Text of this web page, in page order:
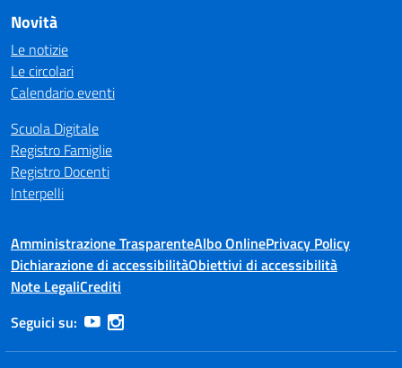
Novità
Le notizie
Le circolari
Calendario eventi
Scuola Digitale
Registro Famiglie
Registro Docenti
Interpelli
Amministrazione TrasparenteAlbo OnlinePrivacy Policy
Dichiarazione di accessibilitàObiettivi di accessibilità
Note LegaliCrediti
Seguici su: